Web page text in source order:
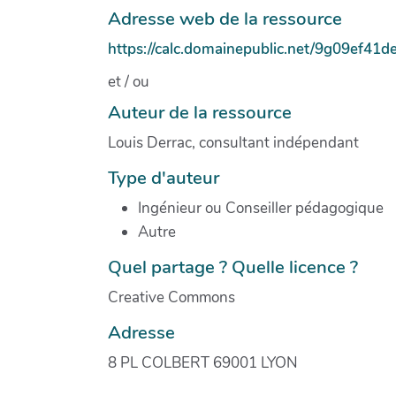
Adresse web de la ressource
https://calc.domainepublic.net/
et / ou
Auteur de la ressource
Louis Derrac, consultant indépendant
Type d'auteur
Ingénieur ou Conseiller pédagogique
Autre
Quel partage ? Quelle licence ?
Creative Commons
Adresse
8 PL COLBERT 69001 LYON